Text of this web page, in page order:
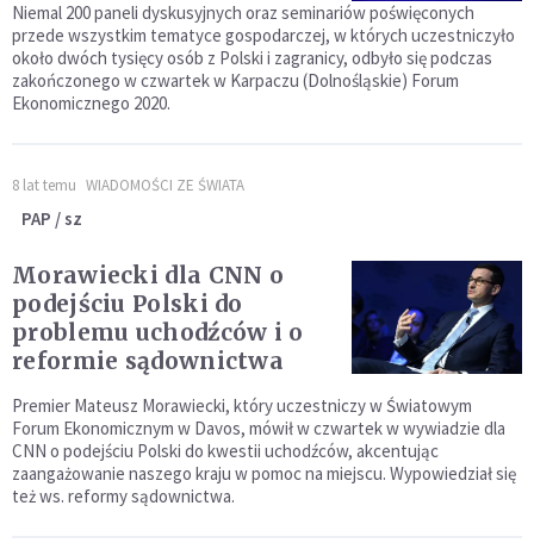
Niemal 200 paneli dyskusyjnych oraz seminariów poświęconych
przede wszystkim tematyce gospodarczej, w których uczestniczyło
około dwóch tysięcy osób z Polski i zagranicy, odbyło się podczas
zakończonego w czwartek w Karpaczu (Dolnośląskie) Forum
Ekonomicznego 2020.
8 lat temu WIADOMOŚCI ZE ŚWIATA
PAP / sz
Morawiecki dla CNN o
podejściu Polski do
problemu uchodźców i o
reformie sądownictwa
Premier Mateusz Morawiecki, który uczestniczy w Światowym
Forum Ekonomicznym w Davos, mówił w czwartek w wywiadzie dla
CNN o podejściu Polski do kwestii uchodźców, akcentując
zaangażowanie naszego kraju w pomoc na miejscu. Wypowiedział się
też ws. reformy sądownictwa.